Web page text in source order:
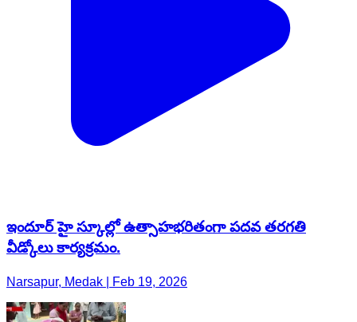
ఇందూర్ హై స్కూల్లో ఉత్సాహభరితంగా పదవ తరగతి
వీడ్కోలు కార్యక్రమం.
Narsapur, Medak | Feb 19, 2026